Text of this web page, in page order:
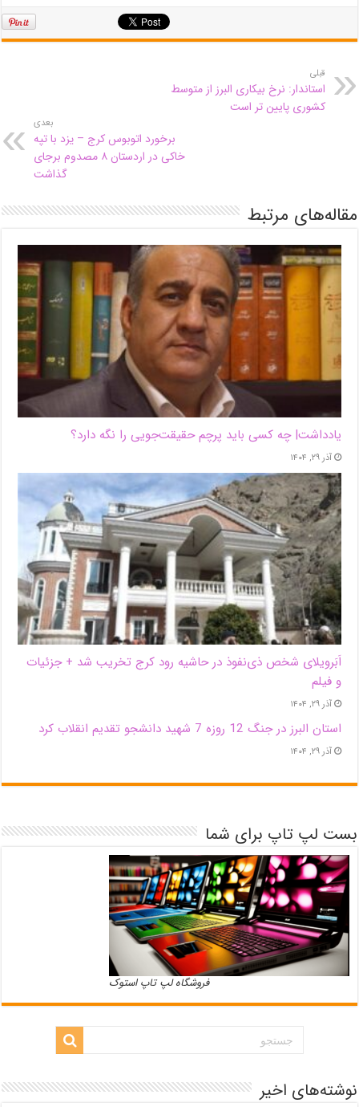
قبلی
استاندار: نرخ بیکاری البرز از متوسط
کشوری پایین تر است
بعدی
برخورد اتوبوس کرج – یزد با تپه
خاکی در اردستان ۸ مصدوم‌ برجای
گذاشت
مقاله‌های مرتبط
یادداشت| ‌چه کسی باید پرچم حقیقت‌جویی را نگه دارد؟
آذر ۲۹, ۱۴۰۴
اَبَر‌ویلای شخص ذی‌نفوذ در حاشیه‌ رود کرج تخریب شد + جزئیات
و فیلم
آذر ۲۹, ۱۴۰۴
استان البرز در جنگ 12 روزه 7 شهید دانشجو تقدیم انقلاب کرد
آذر ۲۹, ۱۴۰۴
بست لپ تاپ برای شما
فروشگاه لپ تاپ استوک
نوشته‌های اخیر